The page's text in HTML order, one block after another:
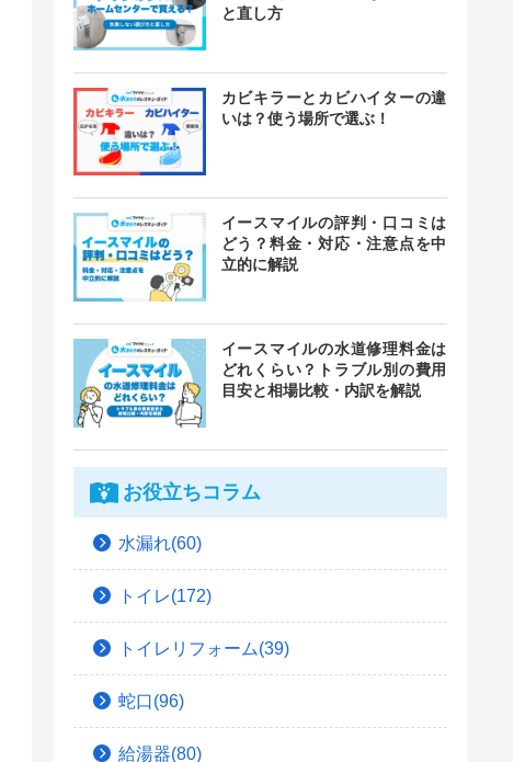
と直し方
カビキラーとカビハイターの違
いは？使う場所で選ぶ！
イースマイルの評判・口コミは
どう？料金・対応・注意点を中
立的に解説
イースマイルの水道修理料金は
どれくらい？トラブル別の費用
目安と相場比較・内訳を解説
お役立ちコラム
水漏れ(60)
トイレ(172)
トイレリフォーム(39)
蛇口(96)
給湯器(80)